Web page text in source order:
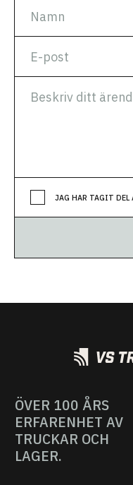
JAG HAR TAGIT DEL
ÖVER 100 ÅRS
ERFARENHET AV
TRUCKAR OCH
LAGER.